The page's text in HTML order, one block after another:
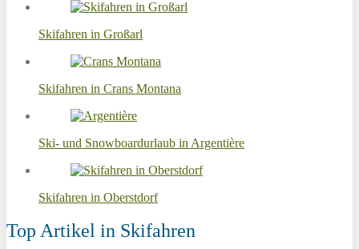
Skifahren in Großarl
Skifahren in Crans Montana
Ski- und Snowboardurlaub in Argentière
Skifahren in Oberstdorf
Top Artikel in Skifahren